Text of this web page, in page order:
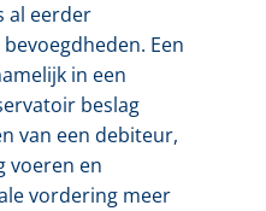
al eerder
Een
in een
beslag
van een debiteur,
voeren en
vordering meer